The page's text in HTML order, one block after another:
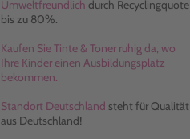
Umweltfreundlich durch Recyclingquote
bis zu 80%.
Kaufen Sie Tinte & Toner ruhig da, wo
Ihre Kinder einen Ausbildungsplatz
bekommen.
Standort Deutschland steht für Qualität
aus Deutschland!